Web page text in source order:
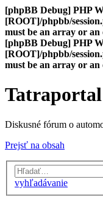
[phpBB Debug] PHP
[ROOT]/phpbb/
must be an array or
[phpBB Debug] PHP
[ROOT]/phpbb/
must be an array or
Diskusné fórum o
Prejsť na obsah
vyhľadávanie